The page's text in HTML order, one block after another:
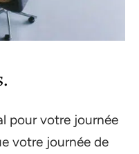
pour votre journée
votre journée de